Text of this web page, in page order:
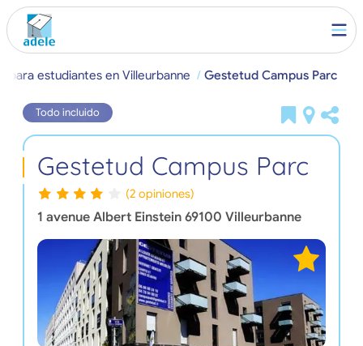
para estudiantes en Villeurbanne Gestetud Campus Parc
Todo incluido
Gestetud Campus Parc
(2 opiniones)
1 avenue Albert Einstein 69100 Villeurbanne